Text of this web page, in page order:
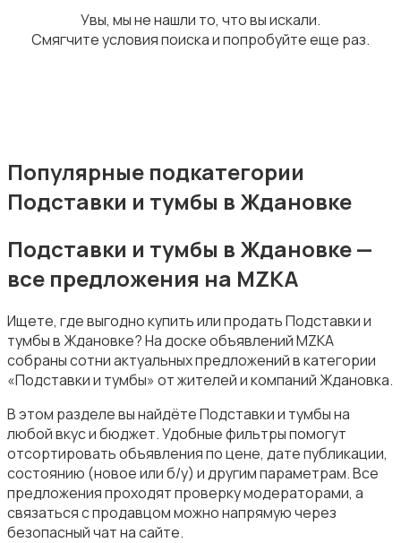
Оформление интерьера
Охрана и сигнализации
Подставки и тумбы
Посуда
Увы, мы не нашли то, что вы искали.
Смягчите условия поиска и попробуйте еще раз.
Популярные подкатегории
Подставки и тумбы в Ждановке
Подставки и тумбы в Ждановке —
все предложения на MZKA
Ищете, где выгодно купить или продать Подставки и
тумбы в Ждановке? На доске объявлений MZKA
собраны сотни актуальных предложений в категории
«Подставки и тумбы» от жителей и компаний Ждановка.
В этом разделе вы найдёте Подставки и тумбы на
любой вкус и бюджет. Удобные фильтры помогут
отсортировать объявления по цене, дате публикации,
состоянию (новое или б/у) и другим параметрам. Все
предложения проходят проверку модераторами, а
связаться с продавцом можно напрямую через
безопасный чат на сайте.